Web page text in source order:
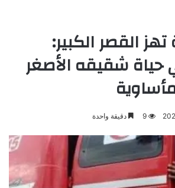
القصر الكبير:
شقيقه الأصغر
9 دقيقة واحدة